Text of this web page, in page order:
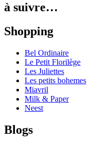
à suivre…
Shopping
Bel Ordinaire
Le Petit Florilège
Les Juliettes
Les petits bohemes
Miavril
Milk & Paper
Neest
Blogs